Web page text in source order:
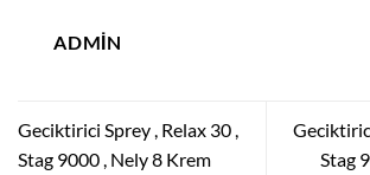
ADMIN
Geciktirici Sprey , Relax 30 ,
Stag 9000 , Nely 8 Krem
Stag